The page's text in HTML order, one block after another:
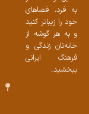
به فرد، فضاهای
خود را زیباتر کنید
و به هر گوشه از
خانه‌تان زندگی و
فرهنگ ایرانی
ببخشید.